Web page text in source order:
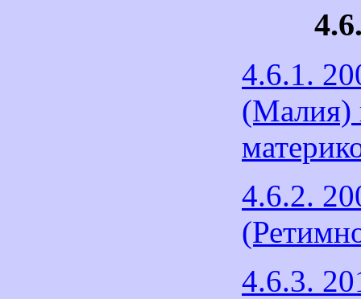
4.6.1.
(Малия)
4.6.2.
4.6.3.